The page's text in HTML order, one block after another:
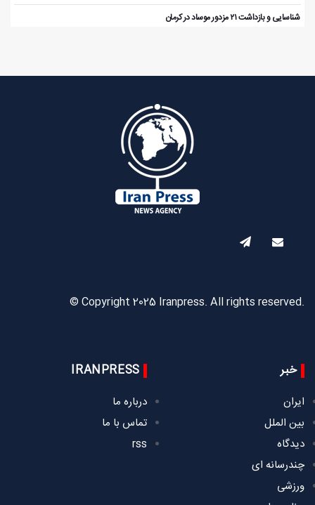
️ شناسایی و بازداشت ۲۱ مزدور موساد در کرمان
© Copyright 2025 Iranpress. All rights reserved.
خبر
ایران
بین الملل
دیدگاه
چندرسانه ای
ورزشی
IRANPRESS
درباره ما
تماس با ما
rss